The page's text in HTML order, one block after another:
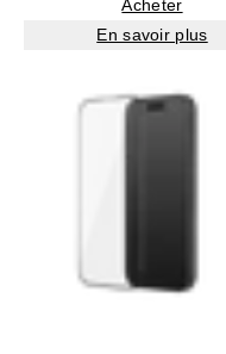
Acheter
En savoir plus